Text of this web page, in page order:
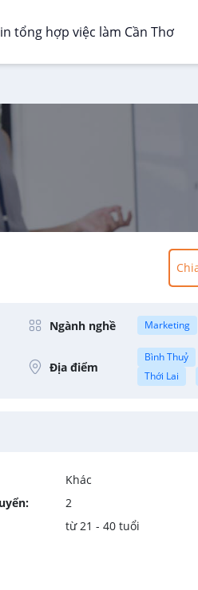
tổng hợp việc làm Cần Thơ
Ngành nghề Marketing
Địa điểm
Bình Thuỷ
Thới Lai
Khác
2
từ 21 - 40 tuổi